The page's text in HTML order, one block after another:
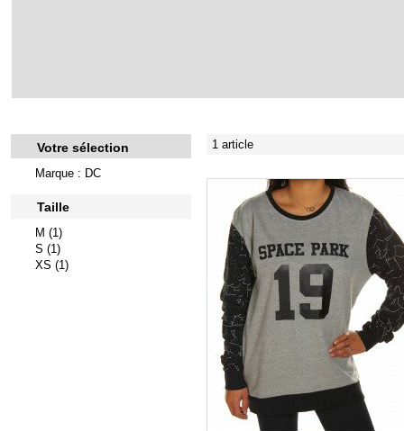
Votre sélection
Marque : DC
Taille
M (1)
S (1)
XS (1)
1 article